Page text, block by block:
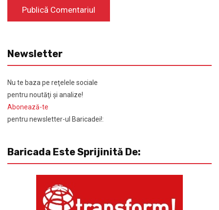
Newsletter
Nu te baza pe reţelele sociale
pentru noutăţi şi analize!
Abonează-te
pentru newsletter-ul Baricadei!:
Baricada Este Sprijinită De: